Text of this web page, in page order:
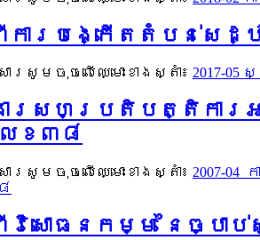
ពីការបង្កើតតំបន់សេ
សូមចុចលើឈ្មោះខាងស្តាំ៖ 2017-
រងារសហប្រតិបត្តិក
ខ៣៨
សូមចុចលើឈ្មោះខាងស្តាំ៖ 2007-
ពីវិសោធនកម្ម នៃច្ប